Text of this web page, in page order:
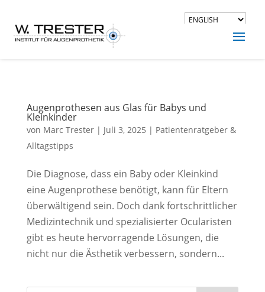
Augenprothesen aus Glas für Babys und
Kleinkinder
von Marc Trester| Juli 3, 2025 | Patientenratgeber &
Alltagstipps
Die Diagnose, dass ein Baby oder Kleinkind
eine Augenprothese benötigt, kann für Eltern
überwältigend sein. Doch dank fortschrittlicher
Medizintechnik und spezialisierter Ocularisten
gibt es heute hervorragende Lösungen, die
nicht nur die Ästhetik verbessern, sondern...